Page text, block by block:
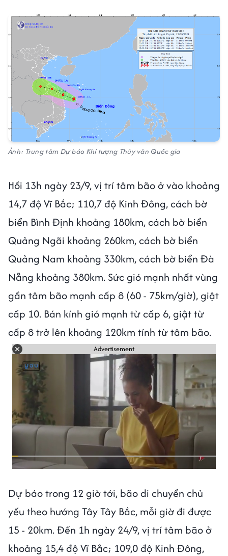
Ảnh: Trung tâm Dự báo Khí tượng Thủy văn Quốc gia
Hồi 13h ngày 23/9, vị trí tâm bão ở vào khoảng
14,7 độ Vĩ Bắc; 110,7 độ Kinh Đông, cách bờ
biển Bình Định khoảng 180km, cách bờ biển
Quảng Ngãi khoảng 260km, cách bờ biển
Quảng Nam khoảng 330km, cách bờ biển Đà
Nẵng khoảng 380km. Sức gió mạnh nhất vùng
gần tâm bão mạnh cấp 8 (60 - 75km/giờ), giật
cấp 10. Bán kính gió mạnh từ cấp 6, giật từ
cấp 8 trở lên khoảng 120km tính từ tâm bão.
Advertisement
Dự báo trong 12 giờ tới, bão di chuyển chủ
yếu theo hướng Tây Tây Bắc, mỗi giờ đi được
15 - 20km. Đến 1h ngày 24/9, vị trí tâm bão ở
khoảng 15,4 độ Vĩ Bắc; 109,0 độ Kinh Đông,